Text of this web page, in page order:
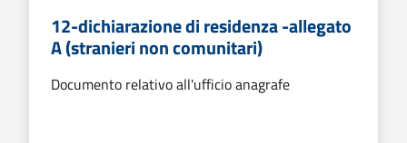
12-dichiarazione di residenza -allegato
A (stranieri non comunitari)
Documento relativo all'ufficio anagrafe